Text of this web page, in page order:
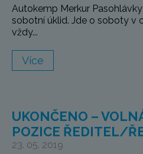
Autokemp Merkur
sobotní úklid. Jde o soboty v
vždy...
Více
UKONČENO –
POZICE ŘEDITEL/
23. 05. 2019